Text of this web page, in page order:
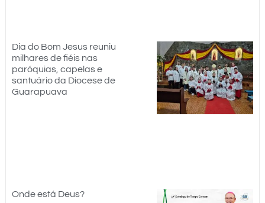
Dia do Bom Jesus reuniu
milhares de fiéis nas
paróquias, capelas e
santuário da Diocese de
Guarapuava
Onde está Deus?